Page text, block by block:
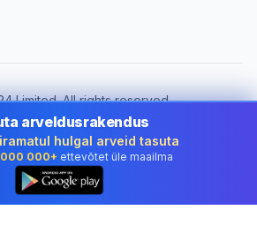
Limited. All rights reserved.
riigis Estonia
Estonia
arveldusrakendus
hulgal arveid tasuta
000+ ettevõtet üle maailma